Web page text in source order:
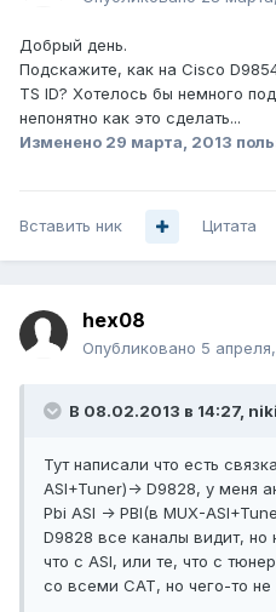
Добрый день.
Подскажите, как на Cisco
TS ID? Хотелось бы немного
непонятно как это сделать...
Изменено 29 марта, 2013
Вставить ник Цитата
hex08
Опубликовано 5
В 08.02.2013 в 14:27,
Тут написали что есть
ASI+Tuner)-> D9828, у меня
Pbi ASI -> PBI(в MUX-
D9828 все каналы видит, но
что с ASI, или те, что с
со всеми CAT, но чего-то не